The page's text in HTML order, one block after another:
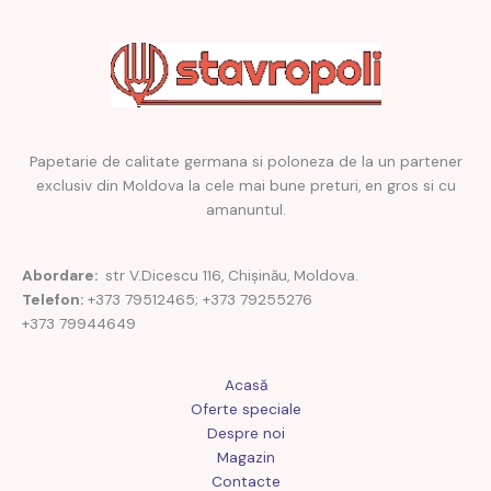
Papetarie de calitate germana si poloneza de la un partener
exclusiv din Moldova la cele mai bune preturi, en gros si cu
amanuntul.
Abordare: str V.Dicescu 116, Chișinău, Moldova.
Telefon: +373 79512465; +373 79255276
+373 79944649
Acasă
Oferte speciale
Despre noi
Magazin
Contacte